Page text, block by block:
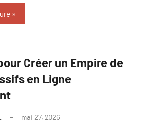
Créer un Empire de
en Ligne
mai 27, 2026